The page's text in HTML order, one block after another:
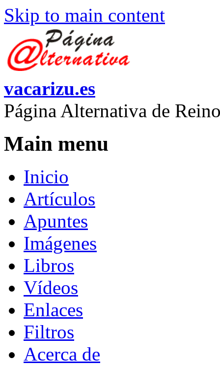
Skip to main content
vacarizu.es
Página Alternativa de
Main menu
Inicio
Artículos
Apuntes
Imágenes
Libros
Vídeos
Enlaces
Filtros
Acerca de